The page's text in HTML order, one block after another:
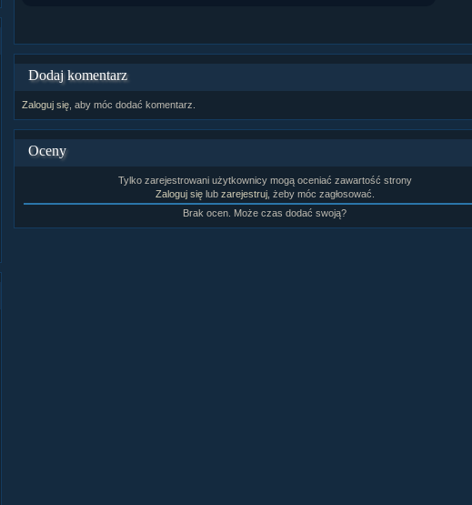
Dodanych newsów: 10,564
Postów na forum:
Dodaj komentarz
Zaloguj się, aby móc dodać komentarz.
Oceny
Tylko zarejestrowani użytkownicy mogą oceniać zawartość strony
Zaloguj sięlub zarejestruj, żeby móc zagłosować.
Brak ocen. Może czas dodać swoją?